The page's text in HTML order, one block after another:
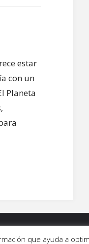
estar
con un
Planeta
| QUIÉNES SOMOS
que ayuda a